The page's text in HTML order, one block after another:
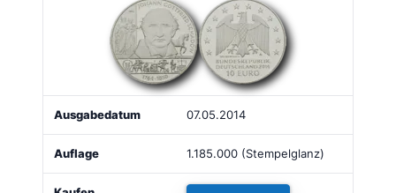
07.05.2014
1.185.000 (Stempelglanz)